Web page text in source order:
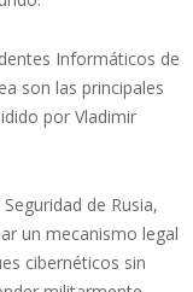
Informáticos de
son las principales
por Vladimir
de Rusia,
un mecanismo legal
cibernéticos sin